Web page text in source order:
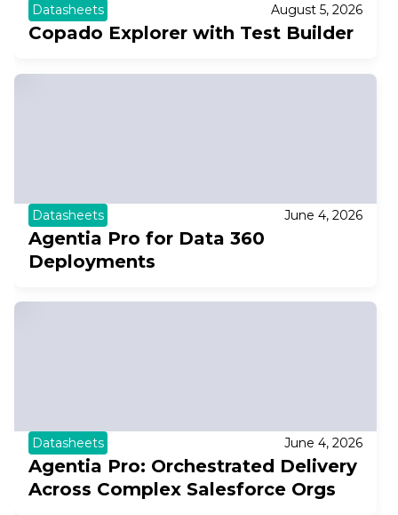
Datasheets August 5, 2026
Copado Explorer with Test Builder
Datasheets June 4, 2026
Agentia Pro for Data 360
Deployments
Datasheets June 4, 2026
Agentia Pro: Orchestrated Delivery
Across Complex Salesforce Orgs